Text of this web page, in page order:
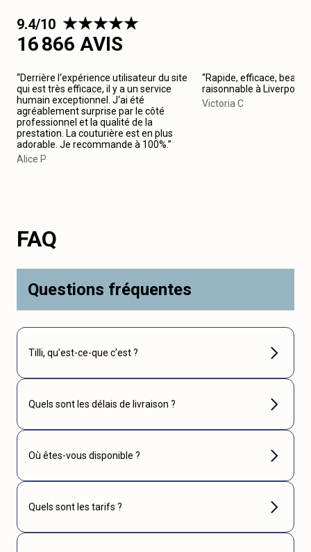
9.4/10
16 866 AVIS
“Derrière l‘expérience utilisateur du site
qui est très efficace, il y a un service
humain exceptionnel. J‘ai été
agréablement surprise par le côté
professionnel et la qualité de la
prestation. La couturière est en plus
adorable. Je recommande à 100%.”
Alice P
“Rapide, efficace, beau
raisonnable à Liverpool.
Victoria C
FAQ
Questions fréquentes
Tilli, qu’est-ce-que c’est ?
Quels sont les délais de livraison ?
Où êtes-vous disponible ?
Quels sont les tarifs ?